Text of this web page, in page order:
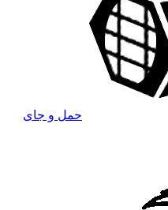
حمل و جای